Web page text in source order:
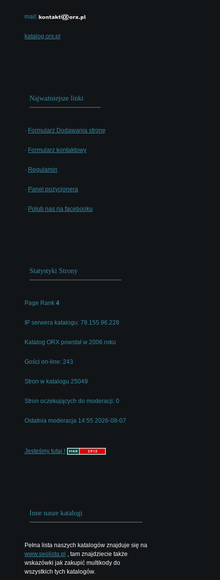
mail:
katalog.orx.pl
Najważniejsze linki
· Formularz Dodawania stronę
· Formularz kontaktowy
· Regulamin
· Panel pozycjonera
· Polub nas na facebooku
Statystyki Strony
Page Rank 4
IP serwera katalogu: 78.155.96.228
Katalog ORX powstał w 2006 roku
Gości on-line: 243
Stron w katalogu 25049
Stron oczekujących do moderacji: 0
Ostatnia moderacja 14:55 2026-08-07
Jesteśmy tutaj !
Inne nasze katalogi
Pełna lista naszych katalogów znajduje się na
www.seolista.pl , tam znajdziecie także
wskazówki jak zakupić multikody do
wszystkich tych katalogów.